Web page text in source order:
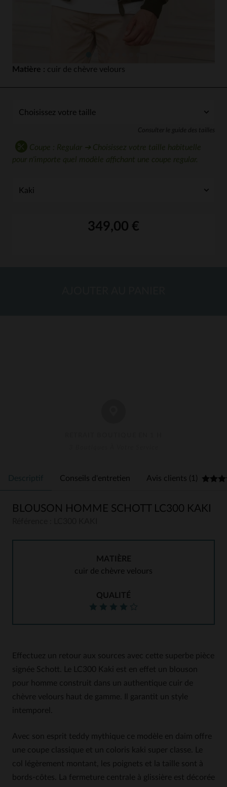
Matière : cuir de chèvre velours
Consulter le guide des tailles
Coupe : Regular ➔ Choisissez votre taille habituelle
pour n'importe quel modèle affichant une coupe regular.
349,00 €
Descriptif Conseils d'entretien Avis clients (1)
BLOUSON HOMME SCHOTT LC300 KAKI
MATIÈRE
cuir de chèvre velours
QUALITÉ
Effectuez un retour aux sources avec cette superbe pièce
signée Schott. Le LC300 Kaki est en effet un blouson
pour homme construit dans un authentique cuir de
chèvre velours haut de gamme. Il garantit un style
intemporel.
Avec son esprit teddy mythique ce modèle en daim offre
une coupe classique et un coloris kaki super classe. Le
col légèrement montant, les poignets et la taille sont à
bords-côtes. La fermeture centrale à glissière est décorée